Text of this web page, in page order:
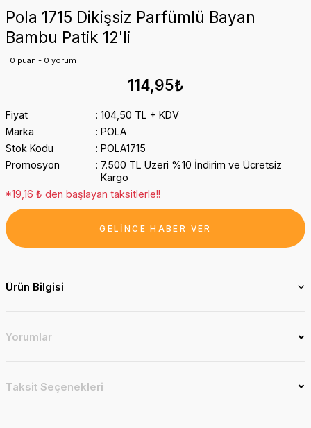
Pola 1715 Dikişsiz Parfümlü Bayan
Bambu Patik 12'li
0 puan - 0 yorum
114,95₺
Fiyat
104,50 TL + KDV
Marka
POLA
Stok Kodu
POLA1715
Promosyon
7.500 TL Üzeri %10 İndirim ve Ücretsiz
Kargo
*19,16 ₺ den başlayan taksitlerle!!
GELİNCE HABER VER
Ürün Bilgisi
Yorumlar
Taksit Seçenekleri